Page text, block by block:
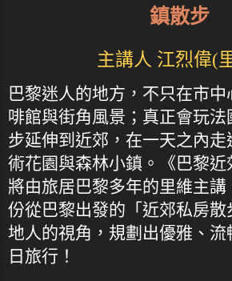
鎮散步
主講人 江烈偉(
巴黎迷人的地方，不只在市
啡館與街角風景；真正會玩
步延伸到近郊，在一天之內
術花園與森林小鎮。《巴黎近
將由旅居巴黎多年的里維主
份從巴黎出發的「近郊私房散
地人的視角，規劃出優雅、
日旅行！